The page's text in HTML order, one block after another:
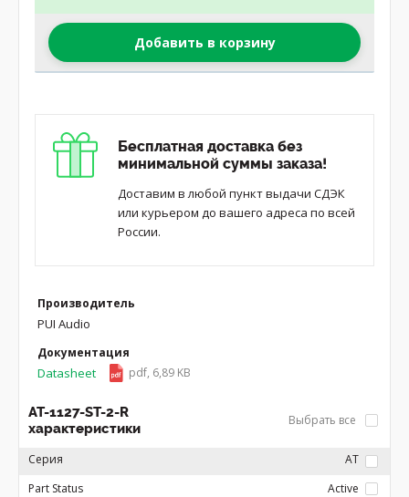
Добавить в корзину
Бесплатная доставка без
минимальной суммы заказа!
Доставим в любой пункт выдачи СДЭК
или курьером до вашего адреса по всей
России.
Производитель
PUI Audio
Документация
Datasheet pdf, 6,89 KB
AT-1127-ST-2-R
характеристики
Выбрать все
Серия
AT
Part Status
Active